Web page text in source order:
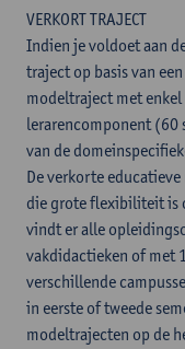
VERKORT TRAJECT
Indien je voldoet aan
traject op basis van
modeltraject met
lerarencomponent
van de
De verkorte
die grote flexibiliteit is
vindt er alle
vakdidactieken of met
verschillende
in eerste of tweede
modeltrajecten op de